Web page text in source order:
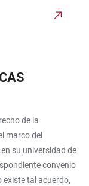
de la
marco del
su universidad de
convenio
existe tal acuerdo,